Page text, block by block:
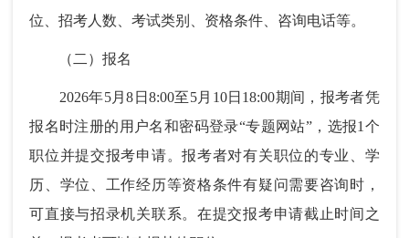
位、招考人数、考试类别、资格条件、咨询电话等。
（二）报名
2026年5月8日8:00至5月10日18:00期间，报考者凭
报名时注册的用户名和密码登录“专题网站”，选报1个
职位并提交报考申请。报考者对有关职位的专业、学
历、学位、工作经历等资格条件有疑问需要咨询时，
可直接与招录机关联系。在提交报考申请截止时间之